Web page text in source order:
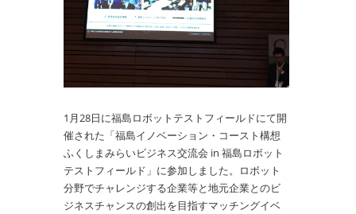
1月28日に福島ロボットテストフィールドにて開
催された「福島イノベーション・コースト構想
ふくしまみらいビジネス交流会 in 福島ロボット
テストフィールド」に参加しました。ロボット
分野でチャレンジする企業等と地元企業とのビ
ジネスチャンスの創出を目指すマッチングイベ